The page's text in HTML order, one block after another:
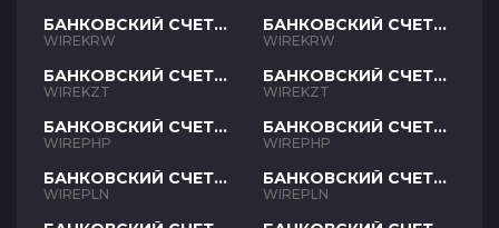
БАНКОВСКИЙ СЧЕТ
KRW
WIREKRW
БАНКОВСКИЙ СЧЕТ
KZT
WIREKZT
БАНКОВСКИЙ СЧЕТ
PHP
WIREPHP
БАНКОВСКИЙ СЧЕТ
PLN
WIREPLN
БАНКОВСКИЙ СЧЕТ
KRW
WIREKRW
БАНКОВСКИЙ СЧЕТ
KZT
WIREKZT
БАНКОВСКИЙ СЧЕТ
PHP
WIREPHP
БАНКОВСКИЙ СЧЕТ
PLN
WIREPLN